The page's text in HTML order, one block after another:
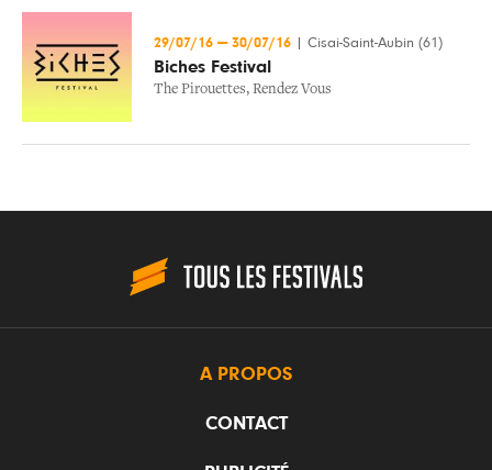
29/07/16 — 30/07/16 Cisai-Saint-Aubin (61)
Biches Festival
The Pirouettes, Rendez Vous
A PROPOS
CONTACT